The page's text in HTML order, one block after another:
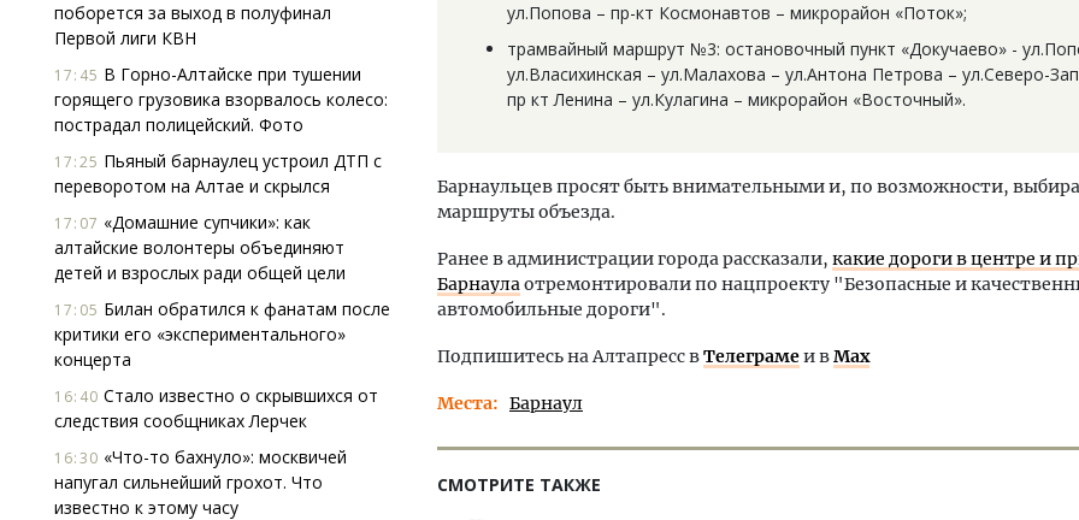
поборется за выход в полуфинал
Первой лиги КВН
17:45 В Горно-Алтайске при тушении
горящего грузовика взорвалось колесо:
пострадал полицейский. Фото
17:25 Пьяный барнаулец устроил ДТП с
переворотом на Алтае и скрылся
17:07 «Домашние супчики»: как
алтайские волонтеры объединяют
детей и взрослых ради общей цели
17:05 Билан обратился к фанатам после
критики его «экспериментального»
концерта
16:40 Стало известно о скрывшихся от
следствия сообщниках Лерчек
16:30 «Что-то бахнуло»: москвичей
напугал сильнейший грохот. Что
известно к этому часу
ул.Попова – пр-кт Космонавтов – микрорайон «Поток»;
трамвайный маршрут №3: остановочный пункт «Докучаево» -
ул.Власихинская – ул.Малахова – ул.Антона Петрова – ул.Северо-
пр кт Ленина – ул.Кулагина – микрорайон «Восточный».
Барнаульцев просят быть внимательными и, по возможности,
маршруты объезда.
Ранее в администрации города рассказали, какие дороги в центре и
Барнаулаотремонтировали по нацпроекту "Безопасные и
автомобильные дороги".
Подпишитесь на Алтапресс вТелеграмеи вMax
Места Барнаул
СМОТРИТЕ ТАКЖЕ